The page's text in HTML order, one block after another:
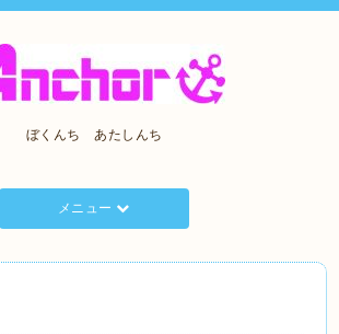
ぼくんち あたしんち
メニュー